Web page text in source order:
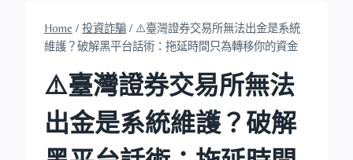
Home / 投資詐騙 / ⚠️臺灣證券交易所無法出金是系統
維護？破解黑平台話術：拖延時間只為轉移你的資金
⚠️臺灣證券交易所無法
出金是系統維護？破解